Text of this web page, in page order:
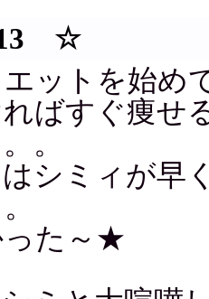
13 ☆
ットを始め
ばすぐ痩せ
。
シミィが早
った～★